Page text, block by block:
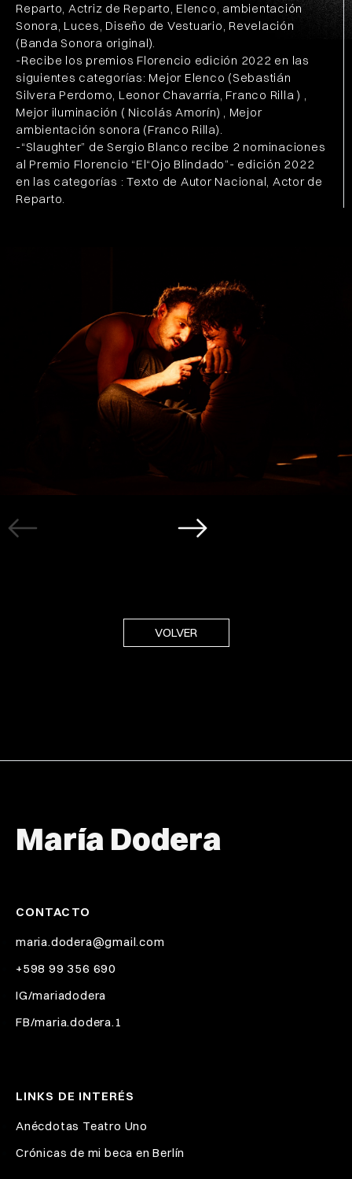
Reparto, Actriz de Reparto, Elenco, ambientación
Sonora, Luces, Diseño de Vestuario, Revelación
(Banda Sonora original).
-Recibe los premios Florencio edición 2022 en las
siguientes categorías: Mejor Elenco (Sebastián
Silvera Perdomo, Leonor Chavarría, Franco Rilla ) ,
Mejor iluminación ( Nicolás Amorín) , Mejor
ambientación sonora (Franco Rilla).
-“Slaughter” de Sergio Blanco recibe 2 nominaciones
al Premio Florencio “El“Ojo Blindado”- edición 2022
en las categorías : Texto de Autor Nacional, Actor de
Reparto.
VOLVER
María Dodera
CONTACTO
maria.dodera@gmail.com
+598 99 356 690
IG/mariadodera
FB/maria.dodera.1
LINKS DE INTERÉS
Anécdotas Teatro Uno
Crónicas de mi beca en Berlín